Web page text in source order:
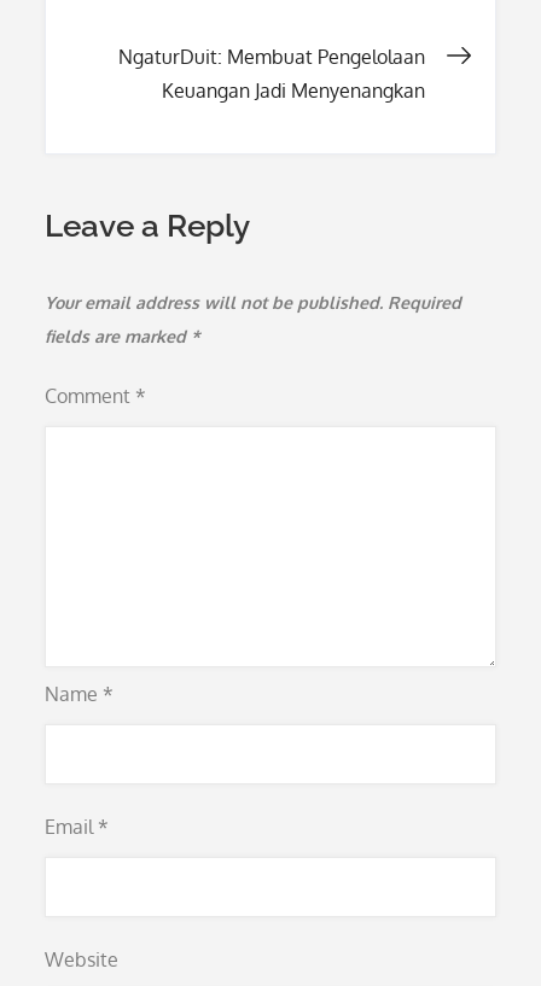
NgaturDuit: Membuat Pengelolaan
Keuangan Jadi Menyenangkan
Leave a Reply
Your email address will not be published. Required
fields are marked *
Comment *
Name *
Email *
Website